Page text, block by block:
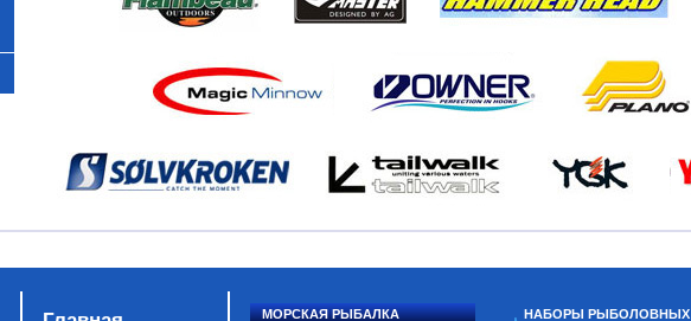
МОРСКАЯ РЫБАЛКА НАБОРЫ РЫБОЛОВНЫХ